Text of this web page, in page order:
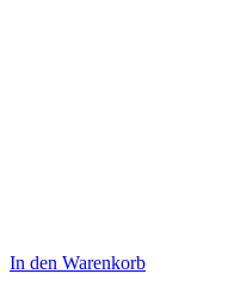
In den Warenkorb